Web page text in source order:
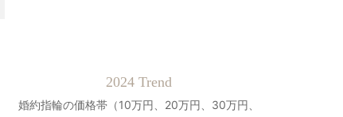
2024 Trend
婚約指輪の価格帯（10万円、20万円、30万円、